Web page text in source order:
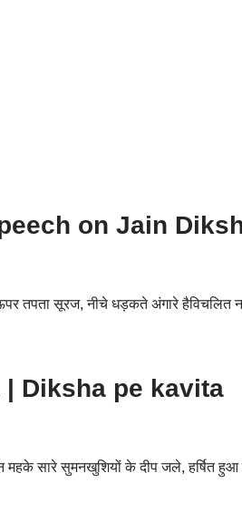
on Jain
तपता सूरज, नीचे धड़कते अंगारे हैविचलित
| Diksha pe kavita
महके सारे सुमनखुशियों के दीप जले, हर्षित